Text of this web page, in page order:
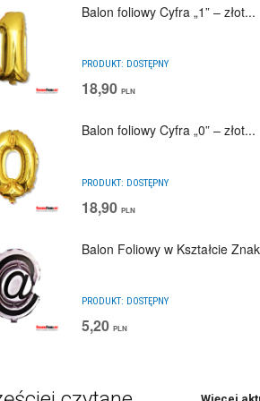
Balon foliowy Cyfra „1” – złot...
PRODUKT: DOSTĘPNY
18,90 PLN
Balon foliowy Cyfra „0” – złot...
PRODUKT: DOSTĘPNY
18,90 PLN
Balon Foliowy w Kształcie
PRODUKT: DOSTĘPNY
5,20 PLN